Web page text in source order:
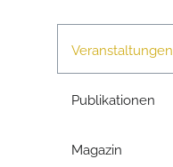
Veranstaltungen
Publikationen
Magazin